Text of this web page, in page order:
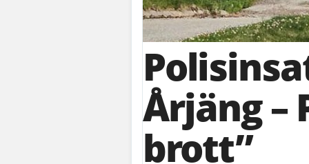
Årjäng –
brott”